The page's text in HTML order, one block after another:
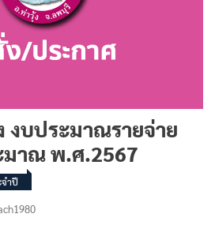
บประมาณรายจ่าย
มาณ พ.ศ.2567
ำปี